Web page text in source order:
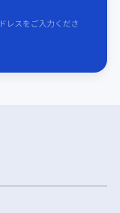
レスをご入力くださ